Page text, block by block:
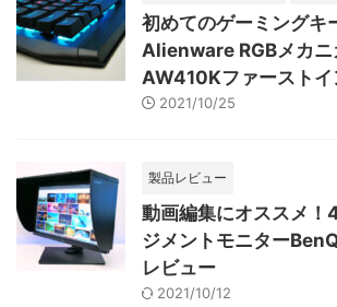
初めてのゲーミングキ
Alienware RGBメカニ
AW410Kファーストイ
2021/10/25
製品レビュー
動画編集にオススメ！
ジメントモニター
レビュー
2021/10/12